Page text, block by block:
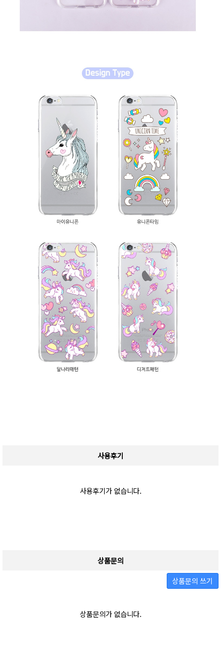
사용후기
사용후기가 없습니다.
상품문의
상품문의 쓰기
상품문의가 없습니다.